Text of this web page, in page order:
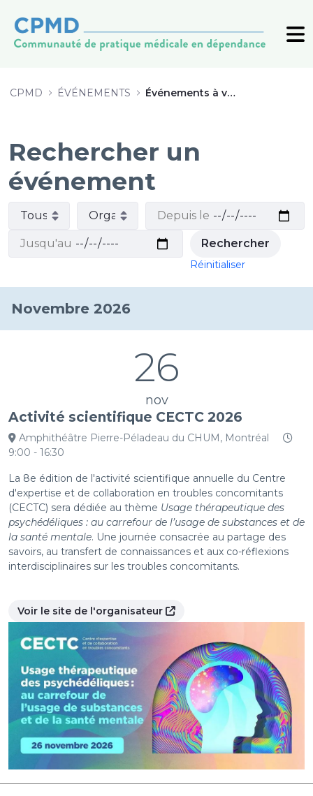
CPMD ÉVÉNEMENTS Événements à venir
Rechercher un
événement
Réinitialiser
Novembre 2026
26
nov
Activité scientifique CECTC 2026
Amphithéâtre Pierre-Péladeau du CHUM, Montréal
9:00 - 16:30
La 8e édition de l'activité scientifique annuelle du Centre
d'expertise et de collaboration en troubles concomitants
(CECTC) sera dédiée au thème Usage thérapeutique des
psychédéliques : au carrefour de l’usage de substances et de
la santé mentale. Une journée consacrée au partage des
savoirs, au transfert de connaissances et aux co-réflexions
interdisciplinaires sur les troubles concomitants.
Voir le site de l'organisateur